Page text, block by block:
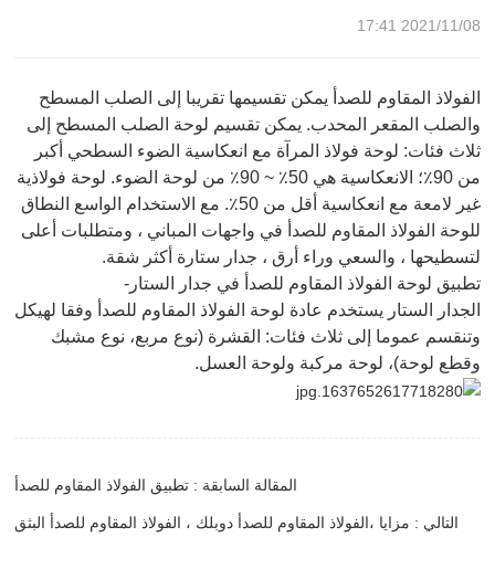
2021/11/08 17:41
الفولاذ المقاوم للصدأ يمكن تقسيمها تقريبا إلى الصلب المسطح
والصلب المقعر المحدب. يمكن تقسيم لوحة الصلب المسطح إلى
ثلاث فئات: لوحة فولاذ المرآة مع انعكاسية الضوء السطحي أكبر
من 90٪؛ الانعكاسية هي 50٪ ~ 90٪ من لوحة الضوء. لوحة فولاذية
غير لامعة مع انعكاسية أقل من 50٪. مع الاستخدام الواسع النطاق
للوحة الفولاذ المقاوم للصدأ في واجهات المباني ، ومتطلبات أعلى
لتسطيحها ، والسعي وراء أرق ، جدار ستارة أكثر شقة.
تطبيق لوحة الفولاذ المقاوم للصدأ في جدار الستار-
الجدار الستار يستخدم عادة لوحة الفولاذ المقاوم للصدأ وفقا لهيكل
وتنقسم عموما إلى ثلاث فئات: القشرة (نوع مربع، نوع مشبك
وقطع لوحة)، لوحة مركبة ولوحة العسل.
المقالة السابقة : تطبيق الفولاذ المقاوم للصدأ
التالي : مزايا ،الفولاذ المقاوم للصدأ دوبلك ، الفولاذ المقاوم للصدأ البثق